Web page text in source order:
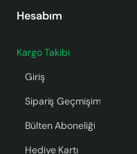
Hesabım
Kargo Takibi
Giriş
Sipariş Geçmişim
Bülten Aboneliği
Hediye Kartı